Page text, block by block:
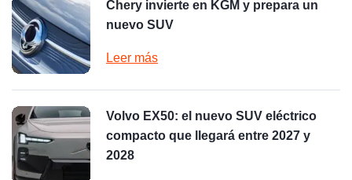
Chery invierte en KGM y prepara un
nuevo SUV
Leer más
Volvo EX50: el nuevo SUV eléctrico
compacto que llegará entre 2027 y
2028